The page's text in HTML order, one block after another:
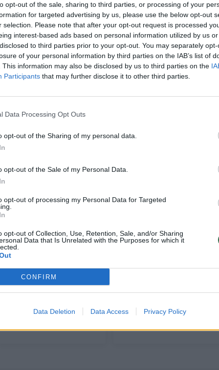
opt-out of the sale, sharing to third parties, or processing of your
for targeted advertising by us, please use the below opt-out
selection. Please note that after your opt-out request is processed
interest-based ads based on personal information utilized by us
to third parties prior to your opt-out. You may separately
of your personal information by third parties on the IAB’s list of
This information may also be disclosed by us to third parties on the
Participants that may further disclose it to other third parties.
Data Processing Opt Outs
opt-out of the Sharing of my personal data.
opt-out of the Sale of my Personal Data.
opt-out of processing my Personal Data for Targeted
opt-out of Collection, Use, Retention, Sale, and/or Sharing
Data that Is Unrelated with the Purposes for which it
CONFIRM
Data Deletion Data Access Privacy Policy
pagal pajamas. Nes išlaidos rodo gerovę. Daug
ūkyje sumoka mažai sistemai, bet nori iš
poreikius, ką paprastai ir daro – ir net buvusi
– gausis paradoksas. Mes pradėsim
ir realiai turi sukaupę daug turtų ir
šios pagalbos“, – sakė Seimo narys,
Užsimojo peržiūrėti
pensijas: I. Ruginienė
pasakė, ko imsis, kad
pensininkai Lietuvoje
Į politiką pasukęs R.
kritikos kolegoms:
„Koks čia vaikų
darželis?“